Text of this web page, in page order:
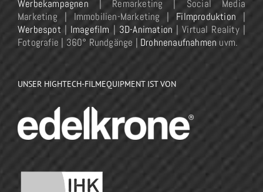
Werbekampagnen | Remarketing | Social Media
Marketing | Immobilien-Marketing | Filmproduktion |
Werbespot | Imagefilm | 3D-Animation | Virtual Reality |
Fotografie | 360° Rundgänge | Drohnenaufnahmen uvm.
UNSER HIGHTECH-FILMEQUIPMENT IST VON